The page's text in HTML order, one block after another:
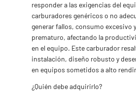
responder a las exigencias del
carburadores genéricos o no
generar fallos, consumo excesivo
prematuro, afectando la
en el equipo. Este carburador
instalación, diseño robusto y
en equipos sometidos a alto
¿Quién debe adquirirlo?